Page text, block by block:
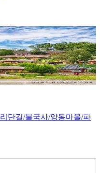
단길/불국사/양동마을/파